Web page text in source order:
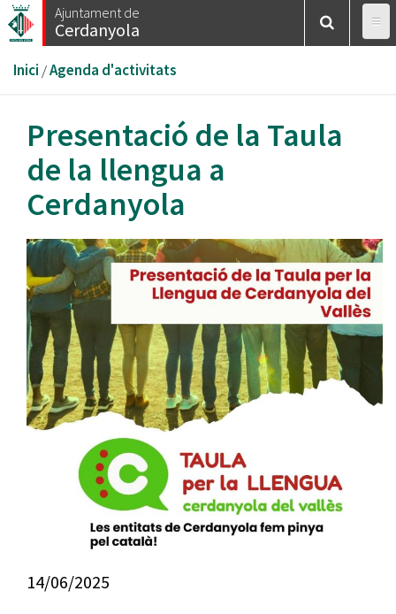
Vés
al
Ajuntament de
Cerdanyola
Esteu
aquí
Inici /Agenda d'activitats
Presentació de la Taula
de la llengua a
Cerdanyola
14/06/2025